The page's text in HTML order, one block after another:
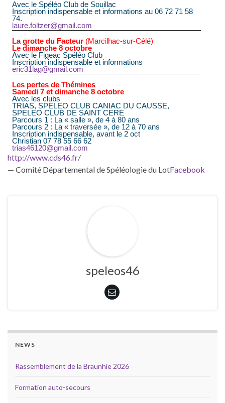
Avec le Spéléo Club de Souillac
Inscription indispensable et informations au 06 72 71 58
74.
laure.foltzer@gmail.com
La grotte du Facteur (Marcilhac-sur-Célé)
Le dimanche 8 octobre
Avec le Figeac Spéléo Club
Inscription indispensable et informations
eric31lag@gmail.com
Les pertes de Thémines
Samedi 7 et dimanche 8 octobre
Avec les clubs
TRIAS, SPELEO CLUB CANIAC DU CAUSSE,
SPELEO CLUB DE SAINT CERE
Parcours 1 : La « salle », de 4 à 80 ans
Parcours 2 : La « traversée », de 12 à 70 ans
Inscription indispensable, avant le 2 oct
Christian 07 78 55 66 62
trias46120@gmail.com
http://www.cds46.fr/
— Comité Départemental de Spéléologie du LotFacebook
speleos46
NEWS
Rassemblement de la Braunhie 2026
Formation auto-secours